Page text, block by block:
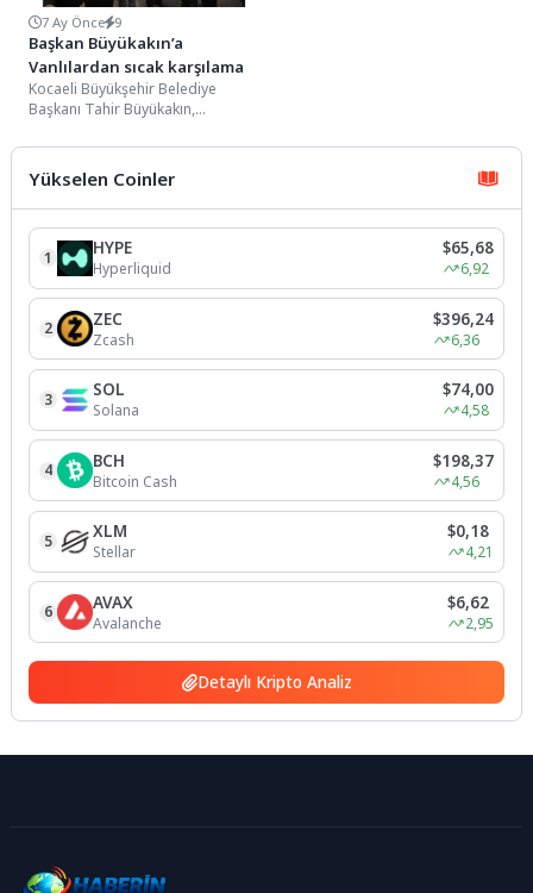
7 Ay Önce 9
Başkan Büyükakın’a
Vanlılardan sıcak karşılama
Kocaeli Büyükşehir Belediye
Başkanı Tahir Büyükakın,
buluşmasına Kocaeli Van İli ve
İlçeleri...
Yükselen Coinler
1 HYPE
Hyperliquid
$65,68
6,92
2 ZEC
Zcash
$396,24
6,36
3 SOL
Solana
$74,00
4,58
4 BCH
Bitcoin Cash
$198,37
4,56
5 XLM
Stellar
$0,18
4,21
6 AVAX
Avalanche
$6,62
2,95
Detaylı Kripto Analiz